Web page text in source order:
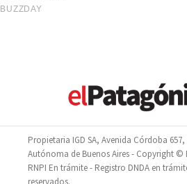
Propietaria IGD SA, Avenida Córdoba
Autónoma de Buenos Aires - Copyright ©
RNPI En trámite - Registro DNDA en
reservados.